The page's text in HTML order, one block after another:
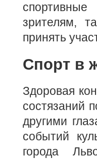
зрителям,
принять
Спорт в
Здоровая
состязаний
другими
событий
города